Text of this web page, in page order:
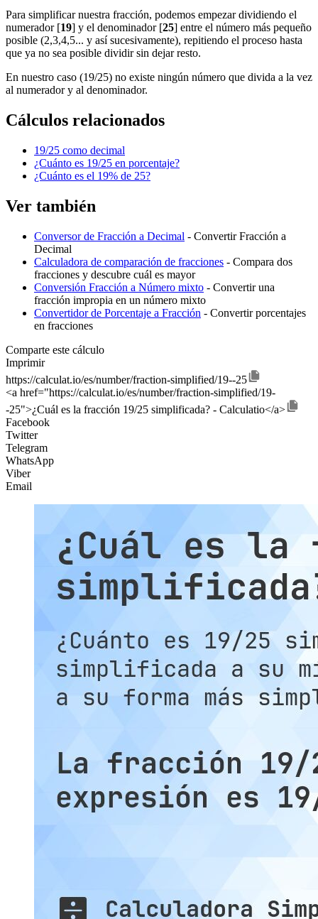
Para simplificar nuestra fracción, podemos empezar dividiendo el
numerador [19] y el denominador [25] entre el número más pequeño
posible (2,3,4,5... y así sucesivamente), repitiendo el proceso hasta
que ya no sea posible dividir sin dejar resto.
En nuestro caso (19/25) no existe ningún número que divida a la vez
al numerador y al denominador.
Cálculos relacionados
19/25 como decimal
¿Cuánto es 19/25 en porcentaje?
¿Cuánto es el 19% de 25?
Ver también
Conversor de Fracción a Decimal - Convertir Fracción a
Decimal
Calculadora de comparación de fracciones - Compara dos
fracciones y descubre cuál es mayor
Conversión Fracción a Número mixto - Convertir una
fracción impropia en un número mixto
Convertidor de Porcentaje a Fracción - Convertir porcentajes
en fracciones
Comparte este cálculo
Imprimir
https://calculat.io/es/number/fraction-simplified/19--25
<a href="https://calculat.io/es/number/fraction-simplified/19-
-25">¿Cuál es la fracción 19/25 simplificada? - Calculatio</a>
Facebook
Twitter
Telegram
WhatsApp
Viber
Email